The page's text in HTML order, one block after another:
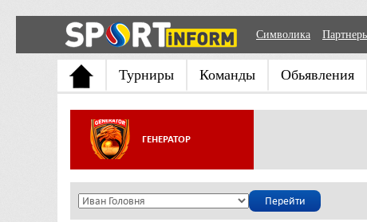
Символика
Турниры Команды Обьявления
ГЕНЕРАТОР